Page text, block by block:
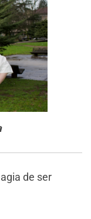
de ser